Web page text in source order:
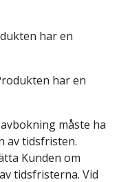
har en
har en
måste ha
av tidsfristen.
Kunden om
tidsfristerna. Vid